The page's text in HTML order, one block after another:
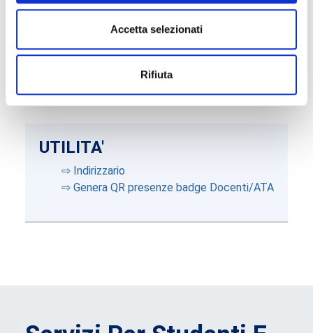
Accetta selezionati
Rifiuta
UTILITA'
⇨ Indirizzario
⇨ Genera QR presenze badge Docenti/ATA